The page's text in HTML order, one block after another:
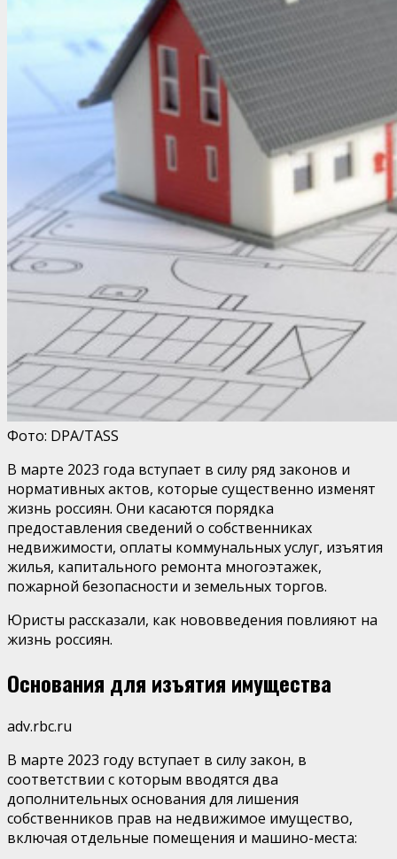
Фото: DPA/TASS
В марте 2023 года вступает в силу ряд законов и
нормативных актов, которые существенно изменят
жизнь россиян. Они касаются порядка
предоставления сведений о собственниках
недвижимости, оплаты коммунальных услуг, изъятия
жилья, капитального ремонта многоэтажек,
пожарной безопасности и земельных торгов.
Юристы рассказали, как нововведения повлияют на
жизнь россиян.
Основания для изъятия имущества
adv.rbc.ru
В марте 2023 году вступает в силу закон, в
соответствии с которым вводятся два
дополнительных основания для лишения
собственников прав на недвижимое имущество,
включая отдельные помещения и машино-места: